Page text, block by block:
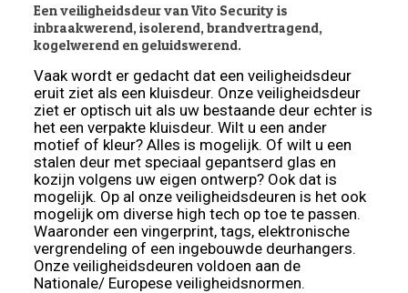
Een veiligheidsdeur van Vito Security is
inbraakwerend, isolerend, brandvertragend,
kogelwerend en geluidswerend.
Vaak wordt er gedacht dat een veiligheidsdeur
eruit ziet als een kluisdeur. Onze veiligheidsdeur
ziet er optisch uit als uw bestaande deur echter is
het een verpakte kluisdeur. Wilt u een ander
motief of kleur? Alles is mogelijk. Of wilt u een
stalen deur met speciaal gepantserd glas en
kozijn volgens uw eigen ontwerp? Ook dat is
mogelijk. Op al onze veiligheidsdeuren is het ook
mogelijk om diverse high tech op toe te passen.
Waaronder een vingerprint, tags, elektronische
vergrendeling of een ingebouwde deurhangers.
Onze veiligheidsdeuren voldoen aan de
Nationale/ Europese veiligheidsnormen.